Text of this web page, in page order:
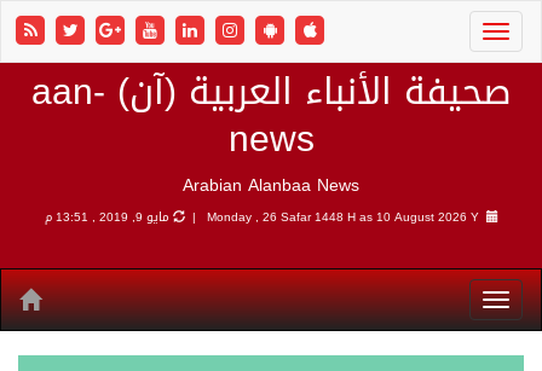
صحيفة الأنباء العربية (آن) aan-
news
Arabian Alanbaa News
Monday , 26 Safar 1448 H as10 August 2026 Y | مايو 9, 2019 , 13:51 م